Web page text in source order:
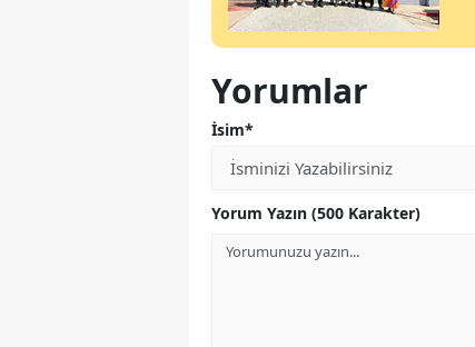
Yorumlar
İsim*
Yorum Yazın (500 Karakter)